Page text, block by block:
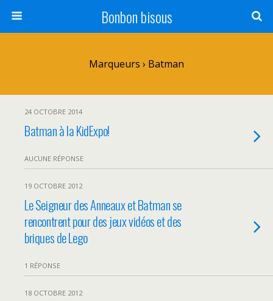
Bonbon bisous
Marqueurs › Batman
24 OCTOBRE 2014
Batman à la KidExpo!
AUCUNE RÉPONSE
19 OCTOBRE 2012
Le Seigneur des Anneaux et Batman se
rencontrent pour des jeux vidéos et des
briques de Lego
1 RÉPONSE
18 OCTOBRE 2012